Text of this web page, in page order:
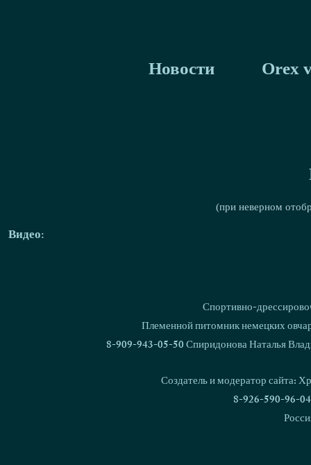
Новости Orex
(при неверном
Видео:
Спортивно-
Племенной питомник немецких
8-909-943-05-50 Спиридонова Наталья
Создатель и модератор сайта:
8-926-590-96-